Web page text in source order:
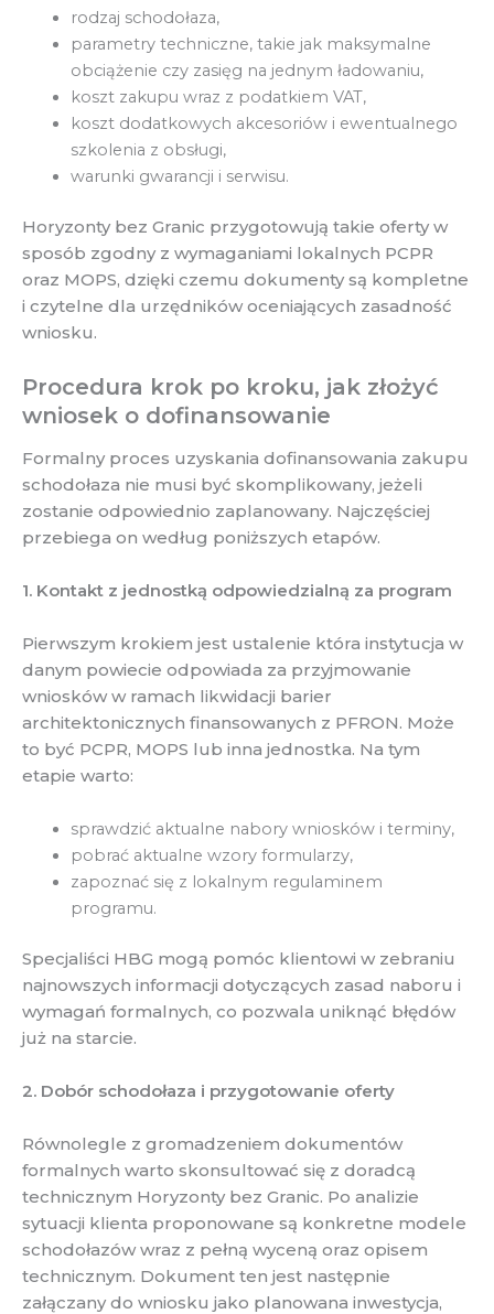
rodzaj schodołaza,
parametry techniczne, takie jak maksymalne
obciążenie czy zasięg na jednym ładowaniu,
koszt zakupu wraz z podatkiem VAT,
koszt dodatkowych akcesoriów i ewentualnego
szkolenia z obsługi,
warunki gwarancji i serwisu.
Horyzonty bez Granic przygotowują takie oferty w
sposób zgodny z wymaganiami lokalnych PCPR
oraz MOPS, dzięki czemu dokumenty są kompletne
i czytelne dla urzędników oceniających zasadność
wniosku.
Procedura krok po kroku, jak złożyć
wniosek o dofinansowanie
Formalny proces uzyskania dofinansowania zakupu
schodołaza nie musi być skomplikowany, jeżeli
zostanie odpowiednio zaplanowany. Najczęściej
przebiega on według poniższych etapów.
1. Kontakt z jednostką odpowiedzialną za program
Pierwszym krokiem jest ustalenie która instytucja w
danym powiecie odpowiada za przyjmowanie
wniosków w ramach likwidacji barier
architektonicznych finansowanych z PFRON. Może
to być PCPR, MOPS lub inna jednostka. Na tym
etapie warto:
sprawdzić aktualne nabory wniosków i terminy,
pobrać aktualne wzory formularzy,
zapoznać się z lokalnym regulaminem
programu.
Specjaliści HBG mogą pomóc klientowi w zebraniu
najnowszych informacji dotyczących zasad naboru i
wymagań formalnych, co pozwala uniknąć błędów
już na starcie.
2. Dobór schodołaza i przygotowanie oferty
Równolegle z gromadzeniem dokumentów
formalnych warto skonsultować się z doradcą
technicznym Horyzonty bez Granic. Po analizie
sytuacji klienta proponowane są konkretne modele
schodołazów wraz z pełną wyceną oraz opisem
technicznym. Dokument ten jest następnie
załączany do wniosku jako planowana inwestycja,